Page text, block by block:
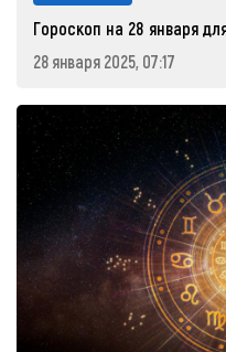
Гороскоп на 28 января
28 января 2025, 07:17